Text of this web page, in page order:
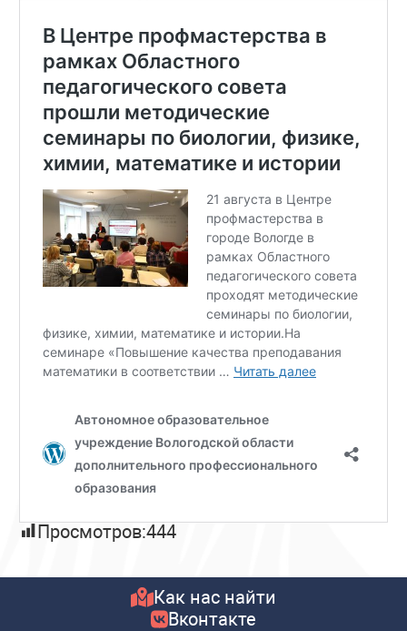
Просмотров:444
Как нас найти
Вконтакте